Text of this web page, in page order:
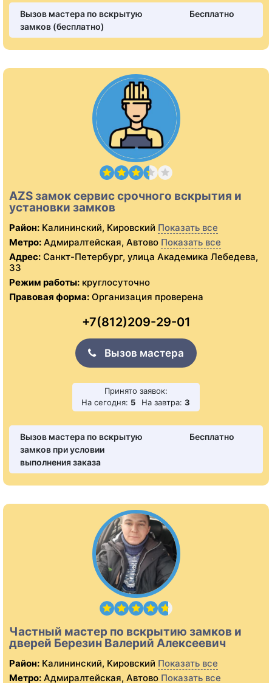
Вызов мастера по вскрытую
замков (бесплатно)
Бесплатно
AZS замок сервис срочного вскрытия и
установки замков
Район: Калининский, Кировский Показать все
Метро: Адмиралтейская, Автово Показать все
Адрес: Санкт-Петербург, улица Академика Лебедева,
33
Режим работы: круглосуточно
Правовая форма: Организация проверена
+7(812)209-29-01
Вызов мастера
Принято заявок:
На сегодня: 5 На завтра: 3
Вызов мастера по вскрытую
замков при условии
выполнения заказа
Бесплатно
Частный мастер по вскрытию замков и
дверей Березин Валерий Алексеевич
Район: Калининский, Кировский Показать все
Метро: Адмиралтейская, Автово Показать все